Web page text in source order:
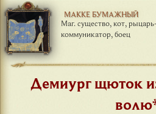
МАККЕ БУМАЖНЫЙ
Маг. существо, кот,
коммуникатор, боец
Демиург щюток